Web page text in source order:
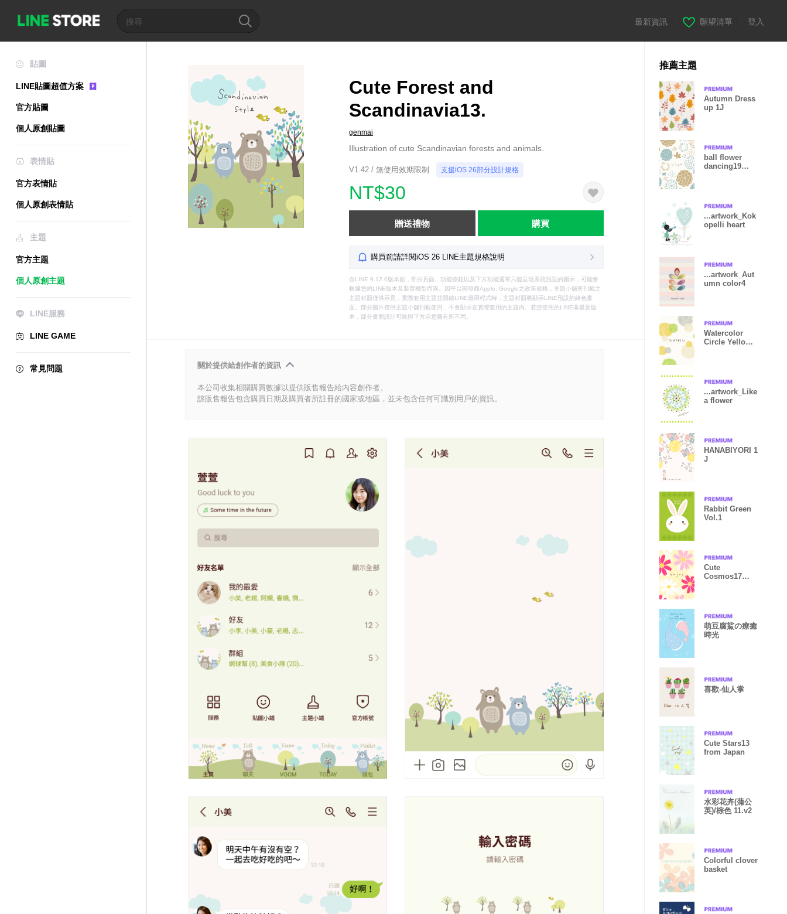
最新資訊 願望清單 登入
貼圖
LINE貼圖超值方案
官方貼圖
個人原創貼圖
表情貼
官方表情貼
個人原創表情貼
主題
官方主題
個人原創主題
LINE服務
LINE GAME
常見問題
Cute Forest and
Scandinavia13.
genmai
Illustration of cute Scandinavian forests and animals.
V1.42 / 無使用效期限制 支援iOS 26部分設計規格
NT$30
贈送禮物 購買
購買前請詳閱iOS 26 LINE主題規格說明
自LINE 9.12.0版本起，部分頁面、功能按鈕以及下方功能選單只能呈現系統預設的圖示，可能會
根據您的LINE版本及裝置機型而異。因平台開發商Apple, Google之政策規格，主題小舖所刊載之
主題封面僅供示意，實際套用主題並開啟LINE應用程式時，主題封面將顯示LINE預設的綠色畫
面。部分圖片僅供主題小舖刊載使用，不會顯示在實際套用的主題內。若您使用的LINE非最新版
本，部分畫面設計可能與下方示意圖有所不同。
關於提供給創作者的資訊
本公司收集相關購買數據以提供販售報告給內容創作者。
該販售報告包含購買日期及購買者所註冊的國家或地區，並未包含任何可識別用戶的資訊。
推薦主題
Autumn Dress
up 1J
ball flower
dancing19
...artwork_Kok
opelli heart
...artwork_Aut
umn color4
Watercolor
Circle Yellow
...artwork_Like
a flower
HANABIYORI 1
J
Rabbit Green
Vol.1
Cute
Cosmos17
萌豆腐鯊の療癒
時光
喜歡-仙人掌
Cute Stars13
from Japan
水彩花卉(蒲公
英)/棕色 11.v2
Colorful clover
basket